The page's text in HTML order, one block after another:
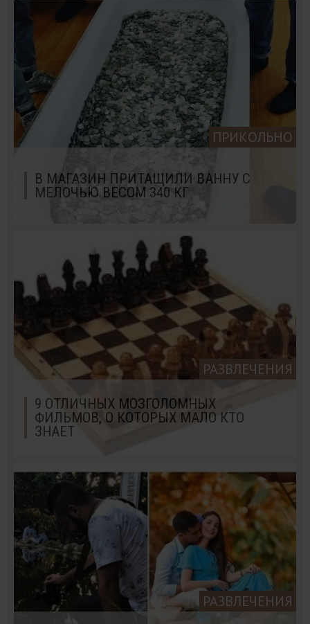
ПРИКОЛЬНО
В МАГАЗИН ПРИТАЩИЛИ ВАННУ С
МЕЛОЧЬЮ ВЕСОМ 340 КГ
РАЗВЛЕЧЕНИЯ
9 ОТЛИЧНЫХ МОЗГОЛОМНЫХ
ФИЛЬМОВ, О КОТОРЫХ МАЛО КТО
ЗНАЕТ
РАЗВЛЕЧЕНИЯ